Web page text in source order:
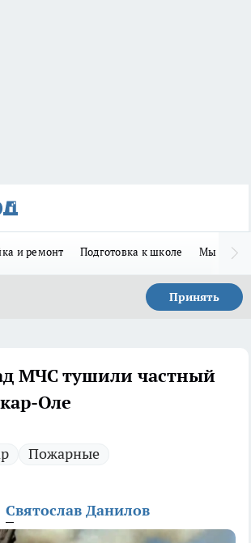
и ремонт Подготовка к школе Мы в MAX
Принять
МЧС тушили частный
Оле
Пожарные
Святослав Данилов